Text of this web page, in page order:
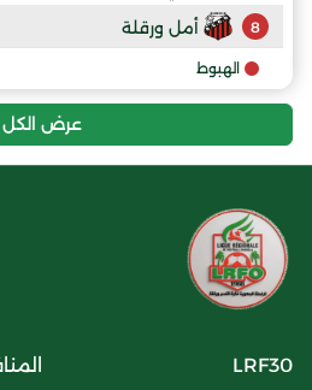
8 أمل ورقلة
الهبوط
عرض الكل
LRF30